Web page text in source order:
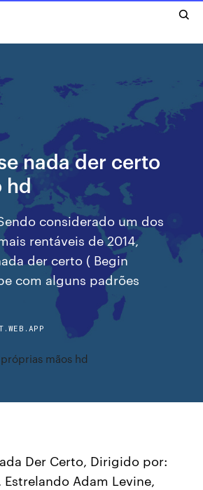
nada der certo
hd
considerado um dos
rentáveis de 2014,
der certo ( Begin
com alguns padrões
mãos hd
Der Certo, Dirigido por:
Estrelando Adam Levine,